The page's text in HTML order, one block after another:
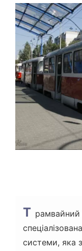
О
В
Н
И
С
Ч
И
Т
А
Н
Н
Я
Т
системи, яка